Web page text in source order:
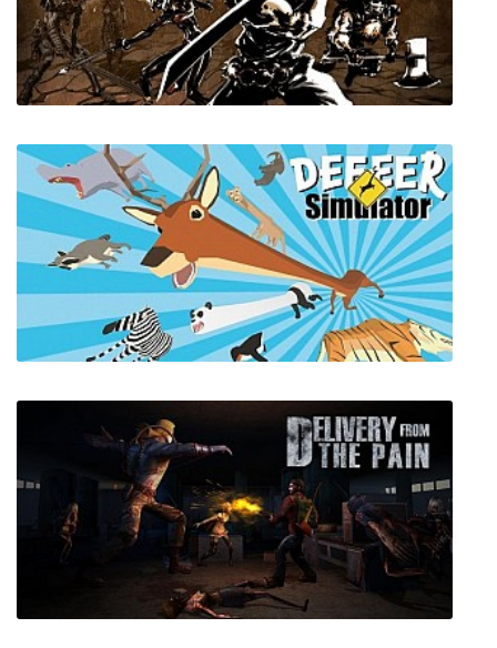
Underrail
HOLMGANG: Memories of the Forgotten
DEEEER Simulator: Your Average Everyday
Deer Game